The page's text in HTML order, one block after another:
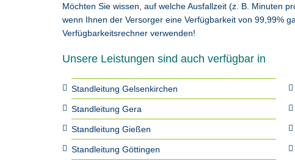
Möchten Sie wissen, auf welche Ausfallzeit (z. B. Minuten
wenn Ihnen der Versorger eine Verfügbarkeit von 99,99%
Verfügbarkeitsrechner verwenden!
Unsere Leistungen sind auch verfügbar in
Standleitung Gelsenkirchen
Standleitung Gera
Standleitung Gießen
Standleitung Göttingen